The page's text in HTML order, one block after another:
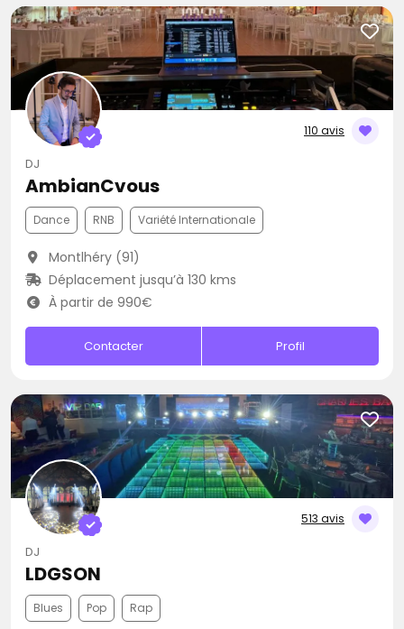
110 avis
DJ
AmbianCvous
Dance RNB Variété Internationale
Montlhéry (91)
Déplacement jusqu’à 130 kms
À partir de 990€
Contacter Profil
513 avis
DJ
LDGSON
Blues Pop Rap